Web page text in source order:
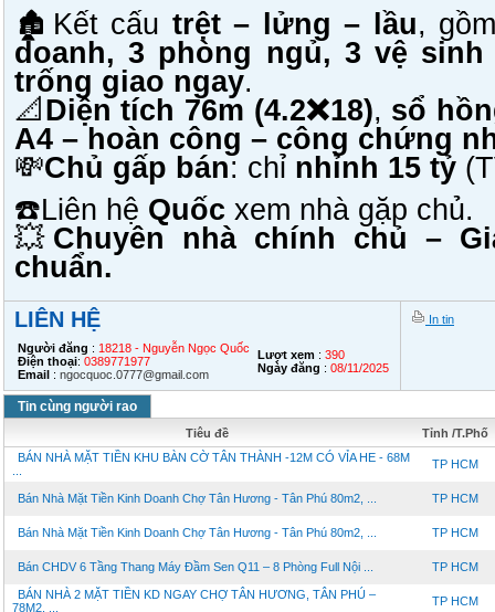
🏚️Kết cấu trệt – lửng – lầu,
doanh, 3 phòng ngủ, 3 vệ sinh
trống giao ngay.
📐Diện tích 76m (4.2❌18), sổ
A4 – hoàn công – công chứng
💸Chủ gấp bán: chỉ nhỉnh 15 tỷ
☎️Liên hệ Quốc xem nhà gặp chủ.
💥 Chuyên nhà chính chủ –
chuẩn.
LIÊN HỆ
Người đăng : 18218 - Nguyễn Ngọc Quốc
Điện thoại: 0389771977
Email : ngocquoc.0777@gmail.com
Lượt xem : 390
Ngày đăng : 08/11/2025
In tin
Tin cùng người rao
Tiêu đề
Tỉnh /T.Phố
BÁN NHÀ MẶT TIỀN KHU BÀN CỜ TÂN THÀNH -12M CÓ VỈA HE - 68M
TP HCM
Bán Nhà Mặt Tiền Kinh Doanh Chợ Tân Hương - Tân Phú 80m2, ... TP HCM
Bán Nhà Mặt Tiền Kinh Doanh Chợ Tân Hương - Tân Phú 80m2, ... TP HCM
Bán CHDV 6 Tầng Thang Máy Đầm Sen Q11 – 8 Phòng Full Nội ... TP HCM
BÁN NHÀ 2 MẶT TIỀN KD NGAY CHỢ TÂN HƯƠNG, TÂN PHÚ –
78M2, ...
TP HCM